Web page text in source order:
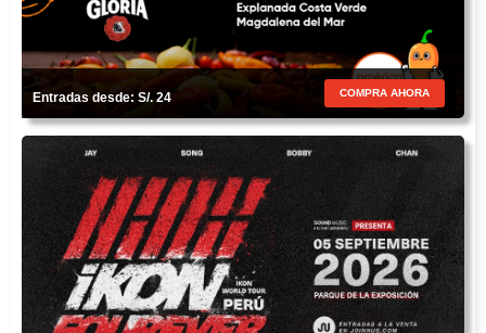
Entradas desde: S/. 24 COMPRA AHORA